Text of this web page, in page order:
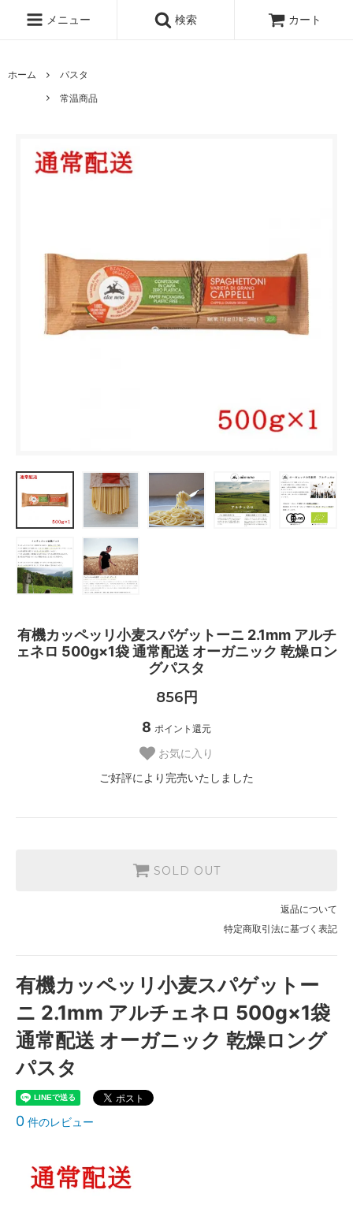
メニュー 検索 カート
ホーム
パスタ
常温商品
有機カッペッリ小麦スパゲットーニ 2.1mm アルチ
ェネロ 500g×1袋 通常配送 オーガニック 乾燥ロン
グパスタ
856円
8 ポイント還元
お気に入り
ご好評により完売いたしました
SOLD OUT
返品について
特定商取引法に基づく表記
有機カッペッリ小麦スパゲットー
ニ 2.1mm アルチェネロ 500g×1袋
通常配送 オーガニック 乾燥ロング
パスタ
0 件のレビュー